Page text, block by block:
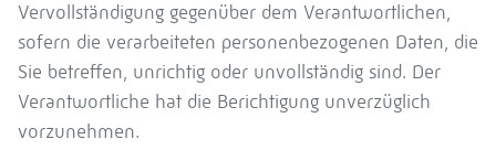
Vervollständigung gegenüber dem Verantwortlichen,
sofern die verarbeiteten personenbezogenen Daten, die
Sie betreffen, unrichtig oder unvollständig sind. Der
Verantwortliche hat die Berichtigung unverzüglich
vorzunehmen.